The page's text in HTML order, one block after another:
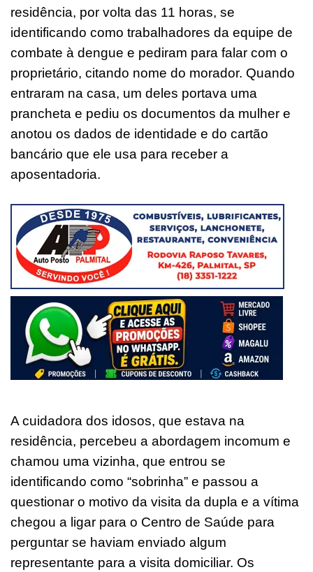
residência, por volta das 11 horas, se
identificando como trabalhadores da equipe de
combate à dengue e pediram para falar com o
proprietário, citando nome do morador. Quando
entraram na casa, um deles portava uma
prancheta e pediu os documentos da mulher e
anotou os dados de identidade e do cartão
bancário que ele usa para receber a
aposentadoria.
A cuidadora dos idosos, que estava na
residência, percebeu a abordagem incomum e
chamou uma vizinha, que entrou se
identificando como “sobrinha” e passou a
questionar o motivo da visita da dupla e a vítima
chegou a ligar para o Centro de Saúde para
perguntar se haviam enviado algum
representante para a visita domiciliar. Os